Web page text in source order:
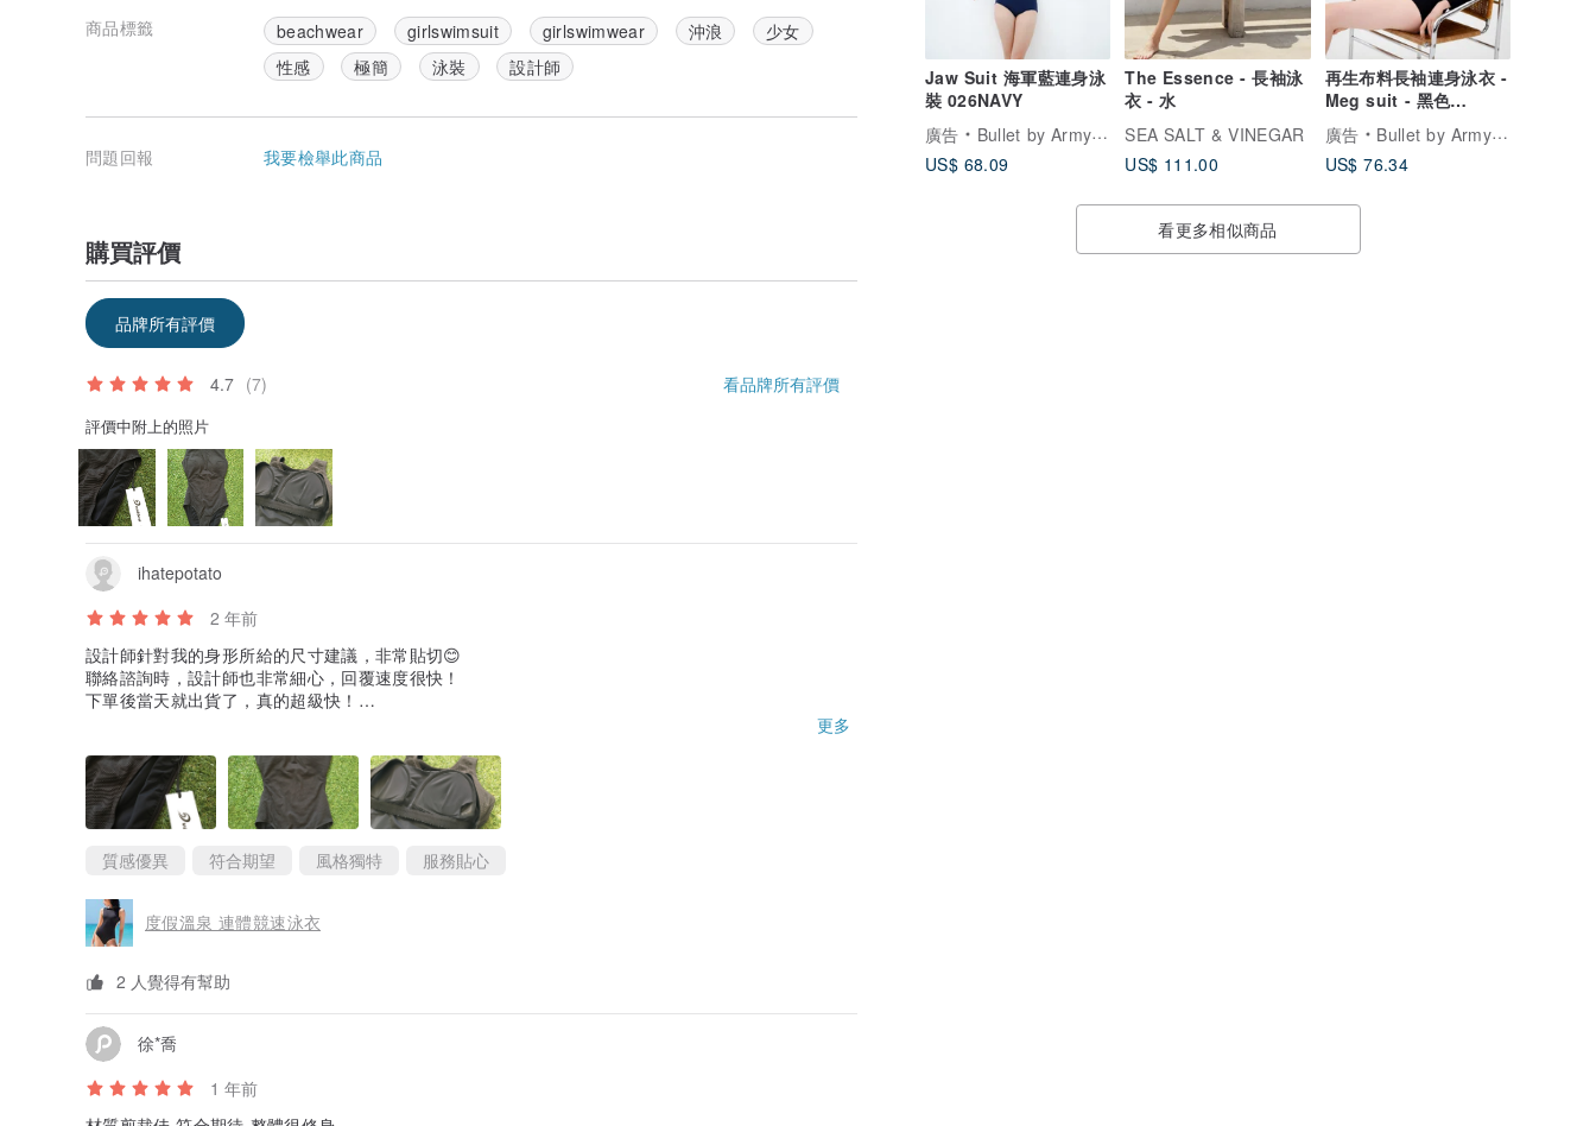
Jaw Suit 海軍藍連身泳
裝 026NAVY
廣告
Bullet by Army of Interns
US$ 68.09
The Essence - 長袖泳
衣 - 水
SEA SALT & VINEGAR
US$ 111.00
再生布料長袖連身泳衣 -
Meg suit - 黑色
082BLCK
廣告
Bullet by Army of Interns
US$ 76.34
看更多相似商品
商品標籤 beachwear girlswimsuit girlswimwear 沖浪
少女
性感
極簡 泳裝 設計師
問題回報 我要檢舉此商品
購買評價
品牌所有評價
4.7 (7) 看品牌所有評價
評價中附上的照片
ihatepotato
2 年前
設計師針對我的身形所給的尺寸建議，非常貼切😊
聯絡諮詢時，設計師也非常細心，回覆速度很快！
下單後當天就出貨了，真的超級快！
產品的質感很好，貼身面選擇的質地也很親膚，邊線的車縫也很細緻，不用擔心摩擦時所產生的搔癢或
包裝很簡單、也很環保，沒有過多、或不需要的裝飾～
很難得找到設計簡潔又超有質感的泳衣，這款泳衣本身已有薄襯，產品資訊中提及會附可外加的胸墊，
像我一樣有需要的小胸女孩，記得先詢問設計師喔～
有機會一定會回購或推薦給身邊的親友呦！是一次非常棒的Pinkoi購物體驗（海外設計師）👍
更多
質感優異 符合期望 風格獨特 服務貼心
度假溫泉 連體競速泳衣
2 人覺得有幫助
徐*喬
1 年前